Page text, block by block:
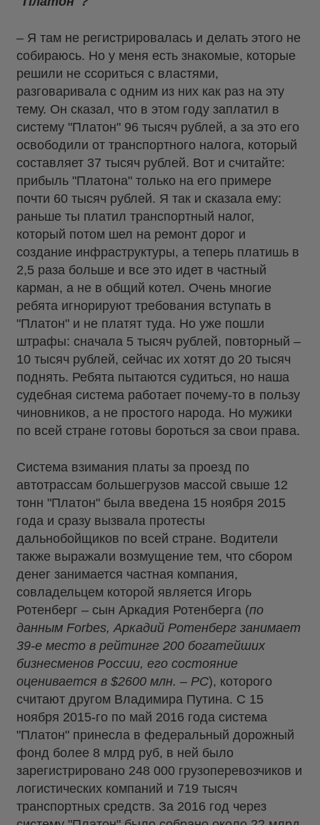
– Я там не регистрировалась и делать этого не
собираюсь. Но у меня есть знакомые, которые
решили не ссориться с властями,
разговаривала с одним из них как раз на эту
тему. Он сказал, что в этом году заплатил в
систему "Платон" 96 тысяч рублей, а за это его
освободили от транспортного налога, который
составляет 37 тысяч рублей. Вот и считайте:
прибыль "Платона" только на его примере
почти 60 тысяч рублей. Я так и сказала ему:
раньше ты платил транспортный налог,
который потом шел на ремонт дорог и
создание инфраструктуры, а теперь платишь в
2,5 раза больше и все это идет в частный
карман, а не в общий котел. Очень многие
ребята игнорируют требования вступать в
"Платон" и не платят туда. Но уже пошли
штрафы: сначала 5 тысяч рублей, повторный –
10 тысяч рублей, сейчас их хотят до 20 тысяч
поднять. Ребята пытаются судиться, но наша
судебная система работает почему-то в пользу
чиновников, а не простого народа. Но мужики
по всей стране готовы бороться за свои права.
Система взимания платы за проезд по
автотрассам большегрузов массой свыше 12
тонн "Платон" была введена 15 ноября 2015
года и сразу вызвала протесты
дальнобойщиков по всей стране. Водители
также выражали возмущение тем, что сбором
денег занимается частная компания,
совладельцем которой является Игорь
Ротенберг – сын Аркадия Ротенберга (по
данным Forbes, Аркадий Ротенберг занимает
39-е место в рейтинге 200 богатейших
бизнесменов России, его состояние
оценивается в $2600 млн. – РС), которого
считают другом Владимира Путина. С 15
ноября 2015-го по май 2016 года система
"Платон" принесла в федеральный дорожный
фонд более 8 млрд руб, в ней было
зарегистрировано 248 000 грузоперевозчиков и
логистических компаний и 719 тысяч
транспортных средств. За 2016 год через